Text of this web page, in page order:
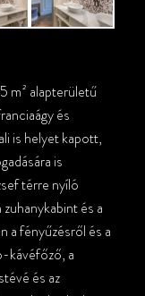
m² alapterületű
és
is helyet kapott,
is
térre nyíló
és a
a fényűzésről és a
kávéfőző, a
és az